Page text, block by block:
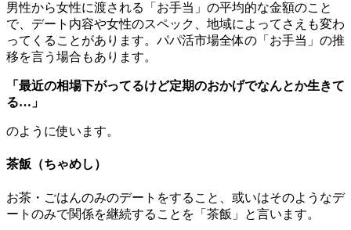
男性から女性に渡される「お手当」の平均的な金額のこと
で、デート内容や女性のスペック、地域によってさえも変わ
ってくることがあります。パパ活市場全体の「お手当」の推
移を言う場合もあります。
「最近の相場下がってるけど定期のおかげでなんとか生きて
る…」
のように使います。
茶飯（ちゃめし）
お茶・ごはんのみのデートをすること、或いはそのようなデ
ートのみで関係を継続することを「茶飯」と言います。